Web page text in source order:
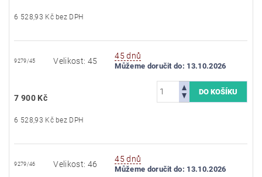
6 528,93 Kč bez DPH
9279/45 Velikost: 45
45 dnů
Můžeme doručit do: 13.10.2026
7 900 Kč
6 528,93 Kč bez DPH
9279/46 Velikost: 46
45 dnů
Můžeme doručit do: 13.10.2026